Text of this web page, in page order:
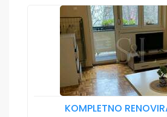
KOMPLETNO